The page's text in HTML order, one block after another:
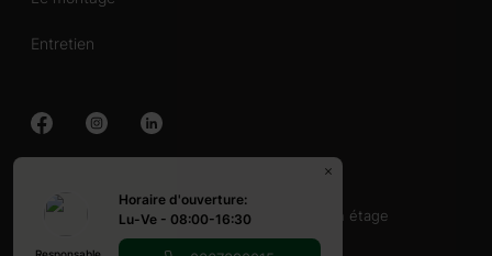
Entretien
40-60 mq
60-80 mq Avec terrasse
un étage
Horaire d'ouverture:
Lu-Ve - 08:00-16:30